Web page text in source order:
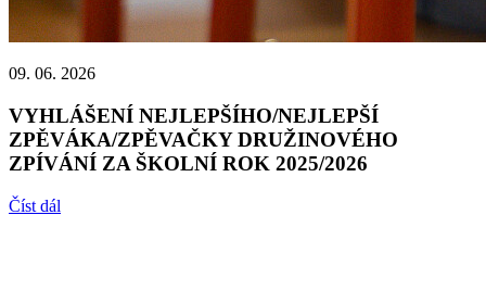
09. 06. 2026
VYHLÁŠENÍ NEJLEPŠÍHO/NEJLEPŠÍ
ZPĚVÁKA/ZPĚVAČKY DRUŽINOVÉHO
ZPÍVÁNÍ ZA ŠKOLNÍ ROK 2025/2026
Číst dál